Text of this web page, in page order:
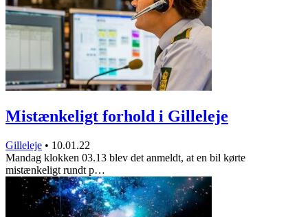
Mistænkeligt forhold i Gilleleje
Gilleleje • 10.01.22
Mandag klokken 03.13 blev det anmeldt, at en bil kørte
mistænkeligt rundt p…